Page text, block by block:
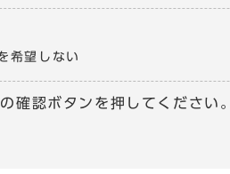
希望しない
確認ボタンを押してください。